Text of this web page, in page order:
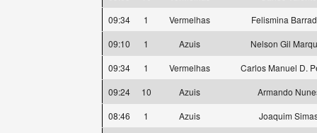
09:34
1 Vermelhas
Felismina
09:10
1 Azuis
Nelson Gil
09:34
1 Vermelhas
Carlos Manuel D.
09:24
10 Azuis
Armando
08:46
1 Azuis
Joaquim